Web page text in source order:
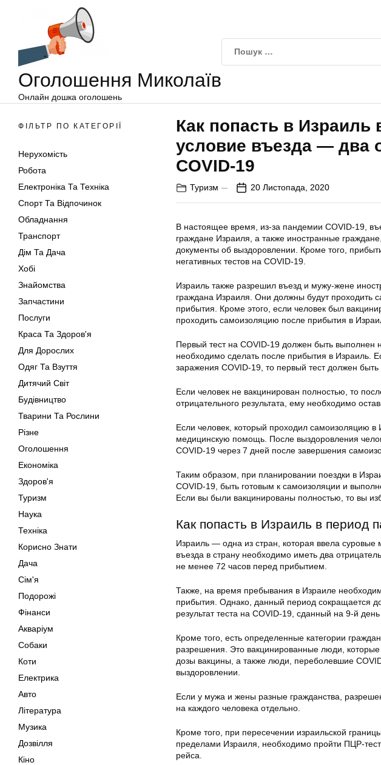
Оголошення Миколаїв
Онлайн дошка оголошень
ФІЛЬТР ПО КАТЕГОРІЇ
Нерухомість
Робота
Електроніка Та Техніка
Спорт Та Відпочинок
Обладнання
Транспорт
Дім Та Дача
Хобі
Знайомства
Запчастини
Послуги
Краса Та Здоров'я
Для Дорослих
Одяг Та Взуття
Дитячий Світ
Будівництво
Тварини Та Рослини
Різне
Оголошення
Економіка
Здоров'я
Туризм
Наука
Техніка
Корисно Знати
Дача
Сім'я
Подорожі
Фінанси
Акваріум
Собаки
Коти
Електрика
Авто
Література
Музика
Дозвілля
Кіно
Как попасть в
условие въезда — два
COVID-19
Туризм 20 Листопада, 2020
В настоящее время, из-за пандемии COVID-19,
граждане Израиля, а также иностранные
документы об выздоровлении. Кроме того,
негативных тестов на COVID-19.
Израиль также разрешил въезд и мужу-жене
граждана Израиля. Они должны будут проходить
прибытия. Кроме этого, если человек был
проходить самоизоляцию после прибытия в
Первый тест на COVID-19 должен быть выполнен
необходимо сделать после прибытия в Израиль.
заражения COVID-19, то первый тест должен
Если человек не вакцинирован полностью, то
отрицательного результата, ему необходимо
Если человек, который проходил самоизоляцию
медицинскую помощь. После выздоровления
COVID-19 через 7 дней после завершения
Таким образом, при планировании поездки в
COVID-19, быть готовым к самоизоляции и
Если вы были вакцинированы полностью, то вы
Как попасть в Израиль в период
Израиль — одна из стран, которая ввела
въезда в страну необходимо иметь два
не менее 72 часов перед прибытием.
Также, на время пребывания в Израиле
прибытия. Однако, данный период сокращается
результат теста на COVID-19, сданный на 9-й
Кроме того, есть определенные категории
разрешения. Это вакцинированные люди,
дозы вакцины, а также люди, переболевшие
выздоровлении.
Если у мужа и жены разные гражданства,
на каждого человека отдельно.
Кроме того, при пересечении израильской
пределами Израиля, необходимо пройти ПЦР-
рейса.